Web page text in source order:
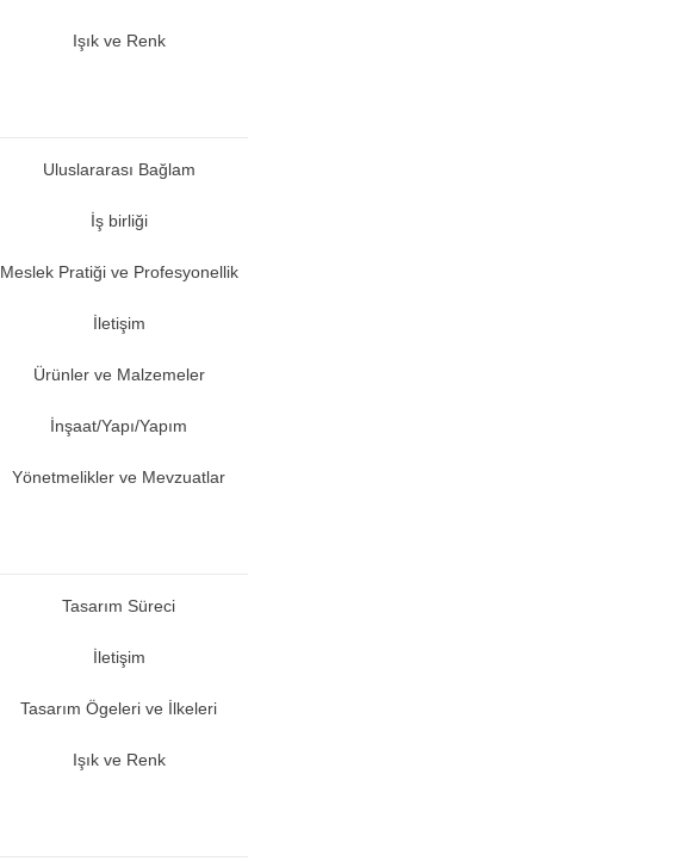
Işık ve Renk
Uluslararası Bağlam
İş birliği
Meslek Pratiği ve Profesyonellik
İletişim
Ürünler ve Malzemeler
İnşaat/Yapı/Yapım
Yönetmelikler ve Mevzuatlar
Tasarım Süreci
İletişim
Tasarım Ögeleri ve İlkeleri
Işık ve Renk